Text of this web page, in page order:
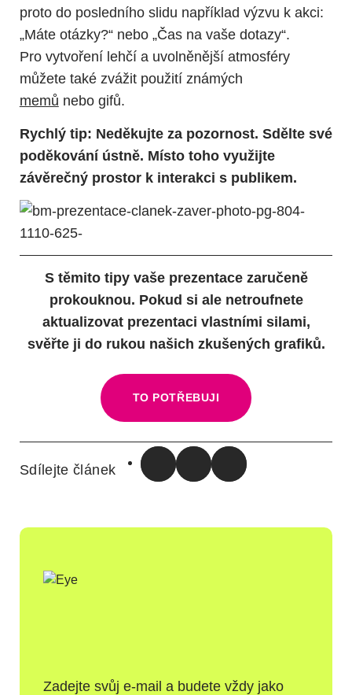
proto do posledního slidu například výzvu k akci:
„Máte otázky?“ nebo „Čas na vaše dotazy“.
Pro vytvoření lehčí a uvolněnější atmosféry
můžete také zvážit použití známých
memů nebo gifů.
Rychlý tip: Neděkujte za pozornost. Sdělte své
poděkování ústně. Místo toho využijte
závěrečný prostor k interakci s publikem.
S těmito tipy vaše prezentace zaručeně
prokouknou. Pokud si ale netroufnete
aktualizovat prezentaci vlastními silami,
svěřte ji do rukou našich zkušených grafiků.
TO POTŘEBUJI
Sdílejte článek SDÍLET NA FACEBOOK
SDÍLET NA XPOSLAT EMAILEM
Zadejte svůj e-mail a budete vždy jako